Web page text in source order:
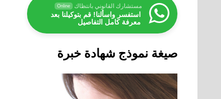
مستشارك القانوني بانتظاك Online
استفسر واسألنا! قم بتوكيلنا بعد
معرفة كامل التفاصيل
صيغة نموذج شهادة خبرة